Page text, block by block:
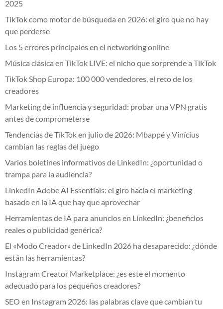
2025
TikTok como motor de búsqueda en 2026: el giro que no hay
que perderse
Los 5 errores principales en el networking online
Música clásica en TikTok LIVE: el nicho que sorprende a TikTok
TikTok Shop Europa: 100 000 vendedores, el reto de los
creadores
Marketing de influencia y seguridad: probar una VPN gratis
antes de comprometerse
Tendencias de TikTok en julio de 2026: Mbappé y Vinícius
cambian las reglas del juego
Varios boletines informativos de LinkedIn: ¿oportunidad o
trampa para la audiencia?
LinkedIn Adobe AI Essentials: el giro hacia el marketing
basado en la IA que hay que aprovechar
Herramientas de IA para anuncios en LinkedIn: ¿beneficios
reales o publicidad genérica?
El «Modo Creador» de LinkedIn 2026 ha desaparecido: ¿dónde
están las herramientas?
Instagram Creator Marketplace: ¿es este el momento
adecuado para los pequeños creadores?
SEO en Instagram 2026: las palabras clave que cambian tu